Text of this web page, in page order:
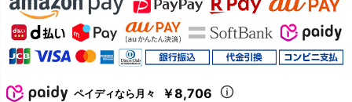
ペイディなら月々 ￥8,706